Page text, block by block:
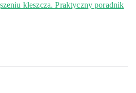
kleszcza. Praktyczny poradnik